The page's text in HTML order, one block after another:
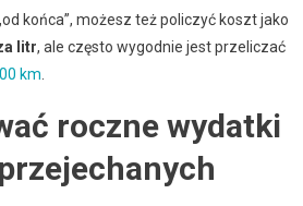
końca”, możesz też policzyć koszt jako
litr, ale często wygodnie jest przeliczać
km
roczne wydatki